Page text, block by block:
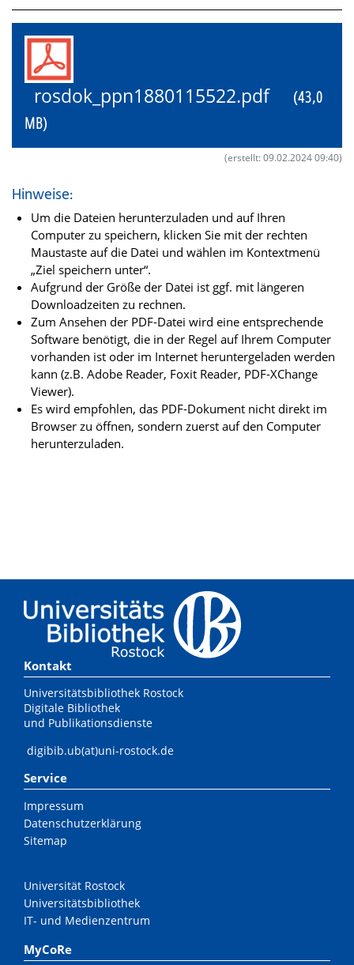
rosdok_ppn1880115522.pdf
(43,0
MB)
(erstellt: 09.02.2024 09:40)
Hinweise:
Um die Dateien herunterzuladen und auf Ihren
Computer zu speichern, klicken Sie mit der rechten
Maustaste auf die Datei und wählen im Kontextmenü
„Ziel speichern unter“.
Aufgrund der Größe der Datei ist ggf. mit längeren
Downloadzeiten zu rechnen.
Zum Ansehen der PDF-Datei wird eine entsprechende
Software benötigt, die in der Regel auf Ihrem Computer
vorhanden ist oder im Internet heruntergeladen werden
kann (z.B. Adobe Reader, Foxit Reader, PDF-XChange
Viewer).
Es wird empfohlen, das PDF-Dokument nicht direkt im
Browser zu öffnen, sondern zuerst auf den Computer
herunterzuladen.
Kontakt
Universitätsbibliothek Rostock
Digitale Bibliothek
und Publikationsdienste
digibib.ub(at)uni-rostock.de
Service
Impressum
Datenschutzerklärung
Sitemap
Universität Rostock
Universitätsbibliothek
IT- und Medienzentrum
MyCoRe